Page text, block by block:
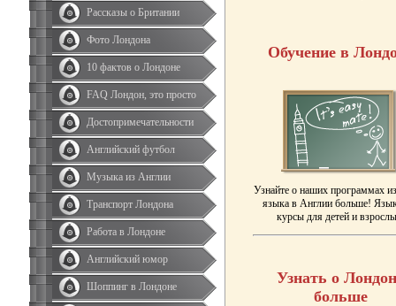
Рассказы о Британии
Фото Лондона
10 фактов о Лондоне
FAQ Лондон, это просто
Достопримечательности
Английский футбол
Музыка из Англии
Транспорт Лондона
Работа в Лондоне
Английский юмор
Шоппинг в Лондоне
Обучение в
Узнайте о наших программах
языка в Англии больше!
курсы для детей и
Узнать о
больше